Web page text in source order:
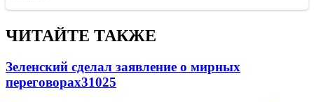
ЧИТАЙТЕ ТАКЖЕ
Зеленский сделал заявление о мирных
переговорах31025